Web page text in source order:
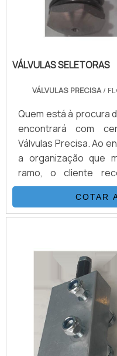
VÁLVULAS SELETORAS
VÁLVULAS PRECISA/
Quem está à procura
encontrará com
Válvulas Precisa. Ao
a organização que
ramo, o cliente
completo para
sobre o produto a
quesito é válvulas
benefício e
COTAR